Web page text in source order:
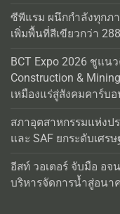
ซีพีแรม ผนึกกำลังทุกภ
เพิ่มพื้นที่สีเขียวกว่า
BCT Expo 2026 ชูแน
Construction &
เหมืองแร่สู่สังคมคาร์บ
สภาอุตสาหกรรมแห่งป
และ SAF ยกระดับเศร
อีสท์ วอเตอร์ จับมือ อจ
บริหารจัดการน้ำสู่อนา